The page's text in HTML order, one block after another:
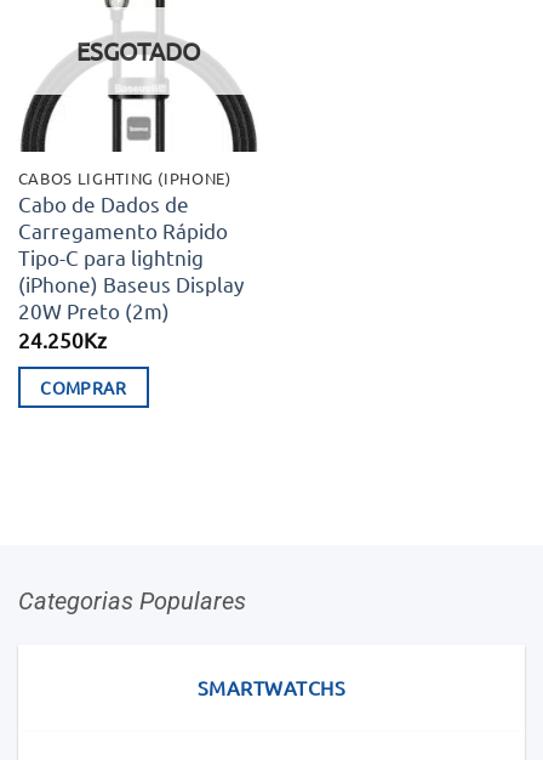
ESGOTADO
CABOS LIGHTING (IPHONE)
Cabo de Dados de
Carregamento Rápido
Tipo-C para lightnig
(iPhone) Baseus Display
20W Preto (2m)
24.250Kz
COMPRAR
Categorias Populares
SMARTWATCHS